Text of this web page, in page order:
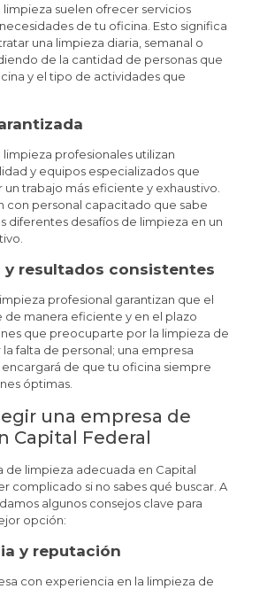
limpieza suelen ofrecer servicios
de tu oficina. Esto significa
una limpieza diaria, semanal o
de la cantidad de personas que
y el tipo de actividades que
limpieza profesionales utilizan
y equipos especializados que
trabajo más eficiente y exhaustivo.
con personal capacitado que sabe
diferentes desafíos de limpieza en un
y resultados consistentes
profesional garantizan que el
de manera eficiente y en el plazo
que preocuparte por la limpieza de
falta de personal; una empresa
de que tu oficina siempre
óptimas.
una empresa de
Capital Federal
de limpieza adecuada en Capital
complicado si no sabes qué buscar. A
algunos consejos clave para
opción:
y reputación
con experiencia en la limpieza de